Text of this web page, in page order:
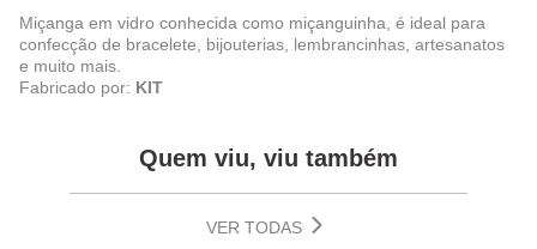
Miçanga em vidro conhecida como miçanguinha, é ideal para
confecção de bracelete, bijouterias, lembrancinhas, artesanatos
e muito mais.
Fabricado por: KIT
Quem viu, viu também
VER TODAS